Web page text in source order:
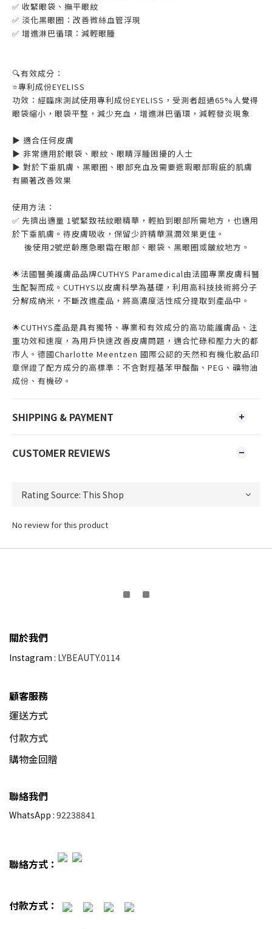
✅ 收緊眼袋、撫平眼紋
✅ 淡化黑眼圈：改善微絲血管浮現
✅ 增進淋巴循環：減輕眼腫
🔍有效成分：
⭐️專利成份EYELISS
功效：經臨床測試使用專利成份EYELISS，受測者超過65%人覺得
眼袋縮小，眼袋平整，減少充血，增進淋巴循環，減輕發炎現象
▶️ 適合任何皮膚
▶️ 非常適用於眼袋、眼紋、眼睛浮腫困擾的人士
▶️ 對於下垂肌膚、黑眼圈、眼部充血及需要遮瑕眼部瑕疵的肌膚
有顯著改善效果
使用方法：
✅ 先擠出適量 1號緊致祛紋眼精華，輕拍到眼部所需地方，也適用
於下垂肌膚。待皮膚吸收，保留少許精華濕潤效果更佳。
後使用2號逆齡應急眼霜在眼部、眼袋、黑眼圈或皺紋地方。
🌟法國醫美護膚品品牌CUTHYS Paramedical由法國專業皮膚科醫
生配製而成。CUTHYS以皮膚科學為基礎，利用高科技技術將分子
分解成納米，不斷改進產品，將高濃度活性成分提取到產品中。
🌟CUTHYS產品是具有獨特、專業和有效成分的高功能護膚品、注
重功效和速度，為用戶快速改善皮膚問題，適合忙碌和壓力大的都
市人。德國Charlotte Meentzen 國際公認的天然和有機化妝品印
章保證了配方成分的高標準：不含對羥基苯甲酸酯、PEG、礦物油
成份、有機矽。
SHIPPING & PAYMENT
CUSTOMER REVIEWS
No review for this product
關於我們
Instagram : LYBEAUTY.0114
顧客服務
運送方式
付款方式
購物金回贈
聯絡我們
WhatsApp : 92238841
聯絡方式：
付款方式：